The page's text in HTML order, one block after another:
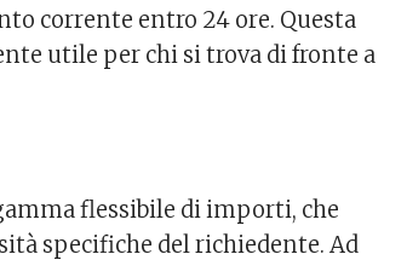
corrente entro 24 ore. Questa
utile per chi si trova di fronte a
flessibile di importi, che
specifiche del richiedente. Ad